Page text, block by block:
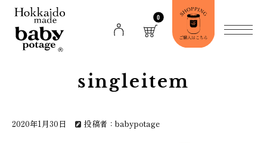
0
singleitem
2020年1月30日 投稿者：babypotage